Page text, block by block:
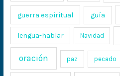
guerra espiritual guía
lengua-hablar Navidad
oración paz pecado